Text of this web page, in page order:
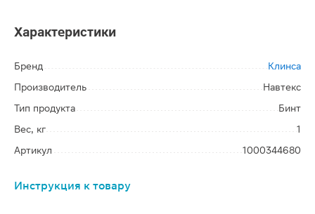
Характеристики
Бренд
Клинса
Производитель
Навтекс
Тип продукта
Бинт
Вес, кг
1
Артикул
1000344680
Инструкция к товару